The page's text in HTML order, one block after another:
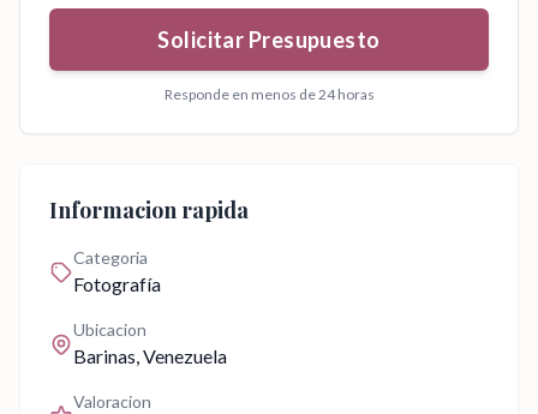
Solicitar Presupuesto
Responde en menos de 24 horas
Informacion rapida
Categoria
Fotografía
Ubicacion
Barinas, Venezuela
Valoracion